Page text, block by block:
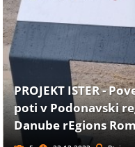
PROJEKT ISTER -
poti v Podonavski
Danube rEgions